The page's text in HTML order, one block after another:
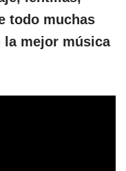
todo muchas
la mejor música